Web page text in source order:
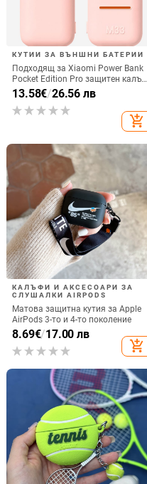
КУТИИ ЗА ВЪНШНИ БАТЕРИИ
Подходящ за Xiaomi Power Bank
Pocket Edition Pro защитен калъф
33W силиконов 10000mA
неплъзгащ се защитен калъф за
Power Bank
13.58€/26.56 лв
add_shopping_cart
КАЛЪФИ И АКСЕСОАРИ ЗА
СЛУШАЛКИ AIRPODS
Матова защитна кутия за Apple
AirPods 3-то и 4-то поколение
8.69€/17.00 лв
add_shopping_cart